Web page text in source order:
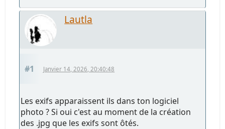
Lautla
#1 Janvier 14, 2026, 20:40:48
Les exifs apparaissent ils dans ton logiciel
photo ? Si oui c'est au moment de la création
des .jpg que les exifs sont ôtés.